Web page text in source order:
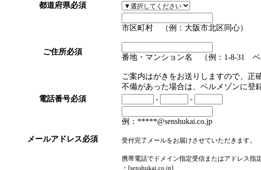
都道府県必須
ご住所必須
市区町村 （例：大阪市北区同心）
番地・マンション名 （例：1-8-31 ベ
ご案内はがきをお送りしますので、正
不備があった場合は、ベルメゾンに登
電話番号必須 - -
メールアドレス必須
例：*****@senshukai.co.jp
受付完了メールをお届けさせていただきます。
携帯電話でドメイン指定受信またはアドレス指
・[senshukai.co.jp]